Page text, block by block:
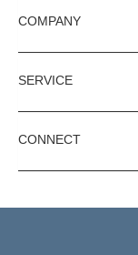
COMPANY
SERVICE
CONNECT